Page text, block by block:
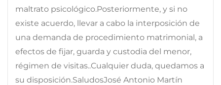
maltrato psicológico.Posteriormente, y si no
existe acuerdo, llevar a cabo la interposición de
una demanda de procedimiento matrimonial, a
efectos de fijar, guarda y custodia del menor,
régimen de visitas..Cualquier duda, quedamos a
su disposición.SaludosJosé Antonio Martín